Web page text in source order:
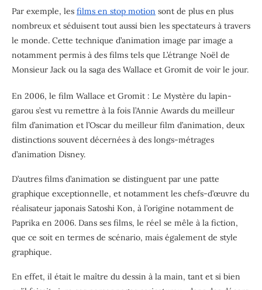
Par exemple, les films en stop motion sont de plus en plus
nombreux et séduisent tout aussi bien les spectateurs à travers
le monde. Cette technique d’animation image par image a
notamment permis à des films tels que L’étrange Noël de
Monsieur Jack ou la saga des Wallace et Gromit de voir le jour.
En 2006, le film Wallace et Gromit : Le Mystère du lapin-
garou s’est vu remettre à la fois l’Annie Awards du meilleur
film d’animation et l’Oscar du meilleur film d’animation, deux
distinctions souvent décernées à des longs-métrages
d’animation Disney.
D’autres films d’animation se distinguent par une patte
graphique exceptionnelle, et notamment les chefs-d’œuvre du
réalisateur japonais Satoshi Kon, à l’origine notamment de
Paprika en 2006. Dans ses films, le réel se mêle à la fiction,
que ce soit en termes de scénario, mais également de style
graphique.
En effet, il était le maître du dessin à la main, tant et si bien